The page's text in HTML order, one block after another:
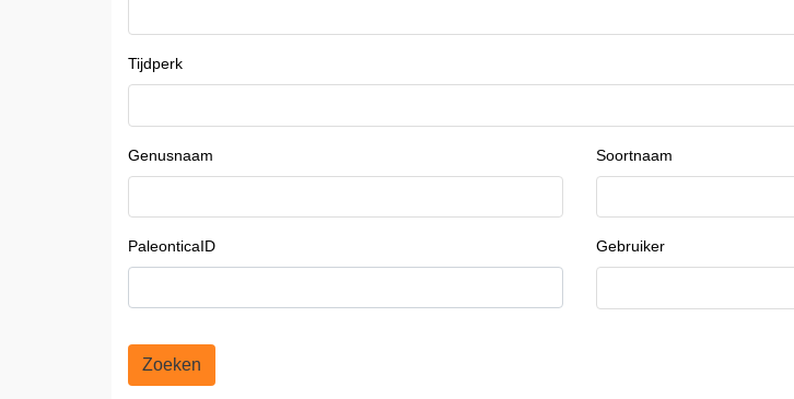
Tijdperk
Genusnaam Soortnaam
PaleonticaID Gebruiker
Zoeken